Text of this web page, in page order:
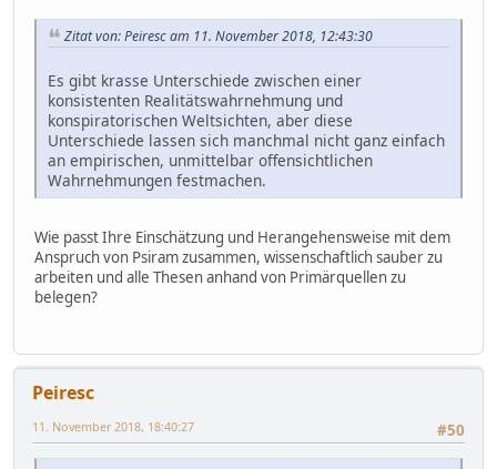
Zitat von: Peiresc am 11. November 2018, 12:43:30
Es gibt krasse Unterschiede zwischen einer
konsistenten Realitätswahrnehmung und
konspiratorischen Weltsichten, aber diese
Unterschiede lassen sich manchmal nicht ganz einfach
an empirischen, unmittelbar offensichtlichen
Wahrnehmungen festmachen.
Wie passt Ihre Einschätzung und Herangehensweise mit dem
Anspruch von Psiram zusammen, wissenschaftlich sauber zu
arbeiten und alle Thesen anhand von Primärquellen zu
belegen?
Peiresc
#50
11. November 2018, 18:40:27